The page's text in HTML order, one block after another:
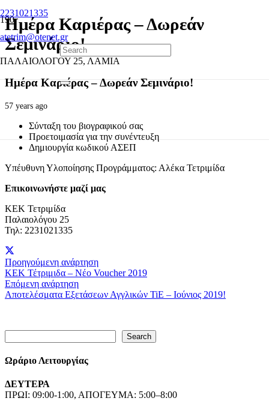
2231021335
atetrim@otenet.gr
ΠΑΛΑΙΟΛΟΓΟΥ 25, ΛΑΜΙΑ
Ημέρα Καριέρας – Δωρεάν
Σεμινάριο!
Ημέρα Καριέρας – Δωρεάν Σεμινάριο!
57 years ago
Σύνταξη του βιογραφικού σας
Προετοιμασία για την συνέντευξη
Δημιουργία κωδικού ΑΣΕΠ
Υπέυθυνη Υλοποίησης Προγράμματος: Αλέκα Τετριμίδα
Επικοινωνήστε μαζί μας
ΚΕΚ Τετριμίδα
Παλαιολόγου 25
Τηλ: 2231021335
Προηγούμενη ανάρτηση
ΚΕΚ Τέτριμιδα – Νέο Voucher 2019
Επόμενη ανάρτηση
Αποτελέσματα Εξετάσεων Αγγλικών TiE – Ιούνιος 2019!
Search
Ωράριο Λειτουργίας
ΔΕΥΤΕΡΑ
ΠΡΩΙ: 09:00-1:00, ΑΠΟΓΕΥΜΑ: 5:00–8:00